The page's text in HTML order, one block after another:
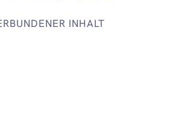
INHALT